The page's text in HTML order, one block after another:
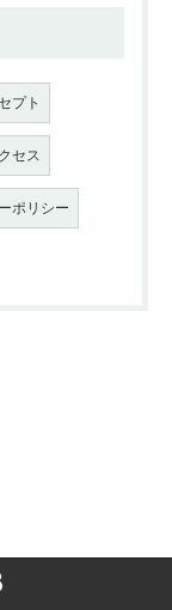
プト
セス
ポリシー